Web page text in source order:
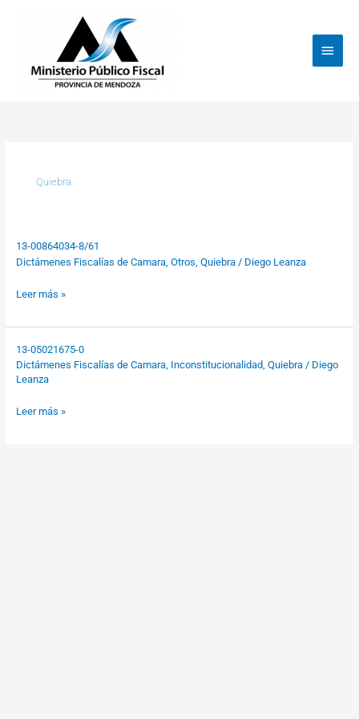
Quiebra
13-00864034-8/61
Dictámenes Fiscalías de Camara, Otros Quiebra/ Diego Leanza
13-
00864034-
Leer más »
13-05021675-0
Dictámenes Fiscalías de Camara, Inconstitucionalidad, Quiebra/ Diego
Leanza
13-
05021675-
Leer más »